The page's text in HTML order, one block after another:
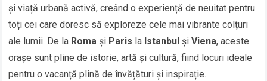
și viață urbană activă, creând o experiență de neuitat pentru
toți cei care doresc să exploreze cele mai vibrante colțuri
ale lumii. De la Roma și Paris la Istanbul șiViena, aceste
orașe sunt pline de istorie, artă și cultură, fiind locuri ideale
pentru o vacanță plină de învățături și inspirație.